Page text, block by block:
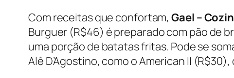
Com receitas que confortam,Gael –
Burguer (R$46) é preparado com pão de
uma porção de batatas fritas. Pode se
Alê D’Agostino, como oAmerican II (R$30),